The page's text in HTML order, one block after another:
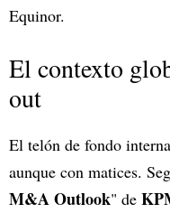
Equinor.
El contexto
out
El telón de fondo
aunque con matices.
M&A Outlook" de